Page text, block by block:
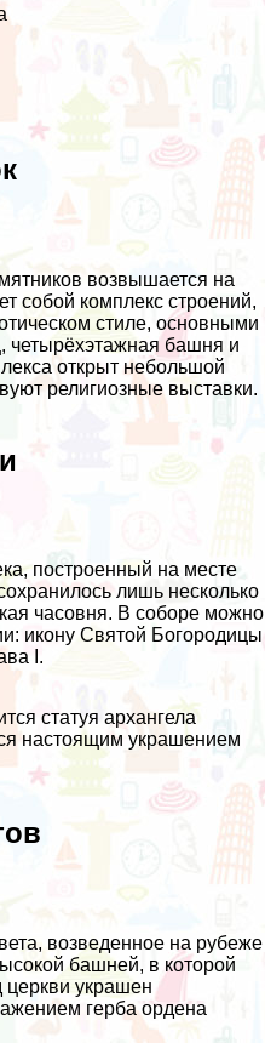
возвышается на
собой комплекс строений,
стиле, основными
четырёхэтажная башня и
открыт небольшой
религиозные выставки.
построенный на месте
лишь несколько
часовня. В соборе можно
икону Святой Богородицы
I.
статуя архангела
настоящим украшением
возведенное на рубеже
башней, в которой
церкви украшен
герба ордена